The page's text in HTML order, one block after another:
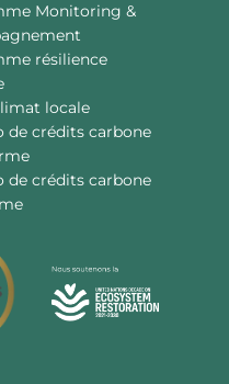
Monitoring &
résilience
locale
de crédits carbone
de crédits carbone